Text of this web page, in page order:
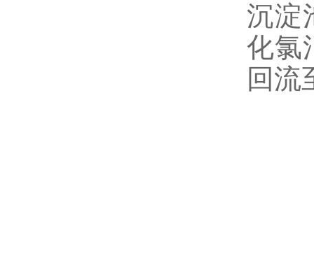
沉淀
化氯
回流